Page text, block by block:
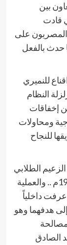
بين
قادت
على
حدث بالفعل
للنميري
النظام
إخفاقات
ومحاولات
للنجاح
الزعيم الطلابي
الراحل أحمد عثمان مكي في سبتمبر- 1973م .. والعملية
في يوليو 1976م التي عرفت داخلياً
إلى هدفهما وهو
الصادق